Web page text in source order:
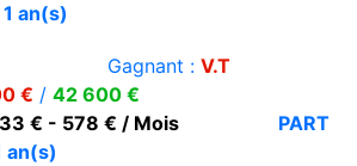
1 an(s)
Gagnant : V.T
€ / 42 600 €
€ - 578 € / Mois
PART
an(s)